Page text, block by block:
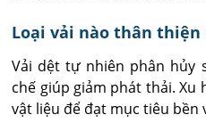
Loại vải nào thân
Vải dệt tự nhiên phân hủy
chế giúp giảm phát thải. Xu
vật liệu để đạt mục tiêu bền